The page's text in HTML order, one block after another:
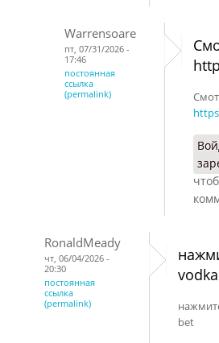
Warrensoare
пт, 07/31/2026 -
17:46
постоянная
ссылка
(permalink)
RonaldMeady
чт, 06/04/2026 -
20:30
постоянная
ссылка
(permalink)
bet